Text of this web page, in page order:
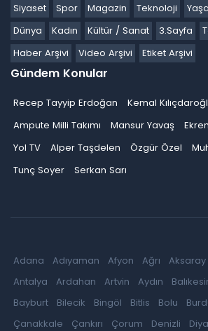
Siyaset
Spor Magazin Teknoloji
Dünya
Kadın Kültür / Sanat 3.Sayfa
Haber Arşivi
Video Arşivi Etiket Arşivi
Gündem Konular
Recep Tayyip Erdoğan Kemal
Ampute Milli Takımı
Mansur Yavaş
Yol TV
Alper Taşdelen Özgür Özel
Tunç Soyer
Serkan Sarı
Adana Adıyaman Afyon Ağrı Aksaray
Antalya
Ardahan Artvin Aydın
Bayburt
Bilecik Bingöl Bitlis Bolu
Çanakkale
Çankırı Çorum Denizli